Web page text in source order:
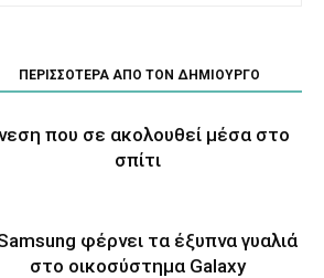
ΠΕΡΙΣΣΟΤΕΡΑ ΑΠΟ ΤΟΝ ΔΗΜΙΟΥΡΓΟ
που σε ακολουθεί μέσα στο
σπίτι
φέρνει τα έξυπνα γυαλιά
στο οικοσύστημα Galaxy